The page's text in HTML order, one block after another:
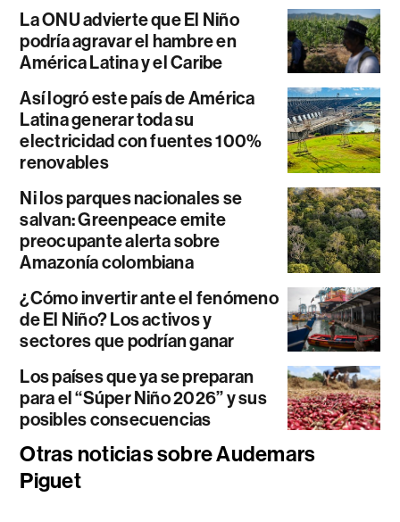
La ONU advierte que El Niño
podría agravar el hambre en
América Latina y el Caribe
Así logró este país de América
Latina generar toda su
electricidad con fuentes 100%
renovables
Ni los parques nacionales se
salvan: Greenpeace emite
preocupante alerta sobre
Amazonía colombiana
¿Cómo invertir ante el fenómeno
de El Niño? Los activos y
sectores que podrían ganar
Los países que ya se preparan
para el “Súper Niño 2026” y sus
posibles consecuencias
Otras noticias sobre Audemars
Piguet